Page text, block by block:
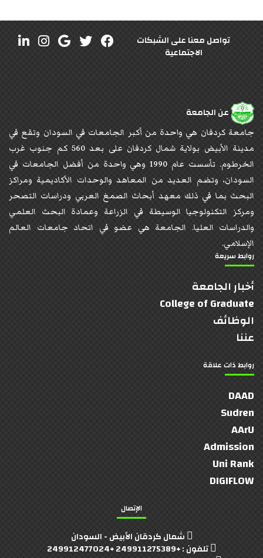
تواصل معنا على الشبكات
الاجتماعية
عن الجامعة
جامعة كردفان هي واحدة من أكبر الجامعات في السودان وتقع في
مدينة الأبيض بولاية شمال كردفان على بعد 560 كم جنوب غرب
الخرطوم. تأسست عام 1990 وهي واحدة من أفضل الجامعات في
السودان، وتضم العديد من المعاهد والوحدات الأكاديمية ومراكز
البحث بما في ذلك معهد أبحاث الصمغ العربي ودراسات التصحر
ومركز التكنولوجيا الوسيطة في الزراعة وعمادة البحث العلمي
والدراسات العليا. الجامعة هي عضو في اتحاد جامعات العالم
الإسلامي.
روابط سريعة
أخبار الجامعة
College of Graduate
الوظائف
عننا
روابط ذات علاقة
DAAD
Sudren
AArU
Admission
Uni Rank
DIGIFLOW
الإتصال
شمال كردقان الأبيض - السودان
تلفون : +249911275389 +249912477024